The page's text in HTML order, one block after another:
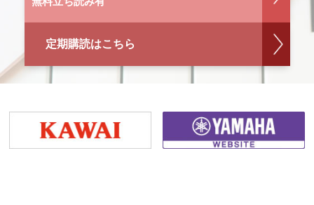
定期購読はこちら